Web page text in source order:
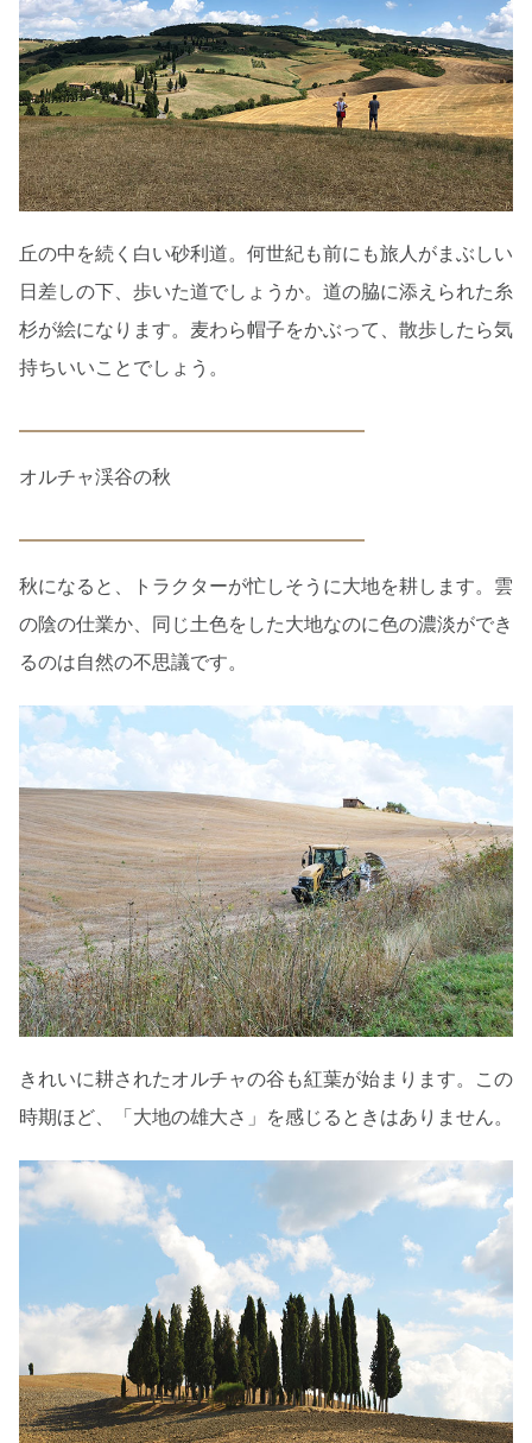
丘の中を続く白い砂利道。何世紀も前にも旅人がまぶしい
日差しの下、歩いた道でしょうか。道の脇に添えられた糸
杉が絵になります。麦わら帽子をかぶって、散歩したら気
持ちいいことでしょう。
オルチャ渓谷の秋
秋になると、トラクターが忙しそうに大地を耕します。雲
の陰の仕業か、同じ土色をした大地なのに色の濃淡ができ
るのは自然の不思議です。
きれいに耕されたオルチャの谷も紅葉が始まります。この
時期ほど、「大地の雄大さ」を感じるときはありません。